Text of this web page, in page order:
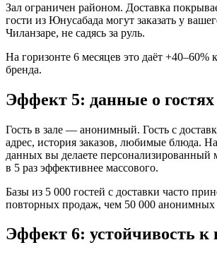
Зал ограничен районом. Доставка
гости из Юнусабада могут заказать у
Чиланзаре, не садясь за руль.
На горизонте 6 месяцев это даёт +40–60%
бренда.
Эффект 5: данные о гостях
Гость в зале — анонимный. Гость с
адрес, история заказов, любимые блюда.
данных вы делаете персонализированный
в 5 раз эффективнее массового.
Базы из 5 000 гостей с доставки часто
повторных продаж, чем 50 000 анонимных
Эффект 6: устойчивость